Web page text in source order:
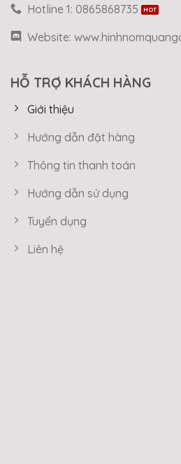
Hotline 1: 0865868735
Website:
HỖ TRỢ KHÁCH HÀNG
Giới thiệu
Hướng dẫn đặt hàng
Thông tin thanh toán
Hướng dẫn sử dụng
Tuyển dụng
Liên hệ